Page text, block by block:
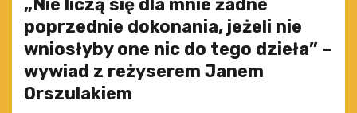
„Nie liczą się dla mnie żadne
poprzednie dokonania, jeżeli nie
wniosłyby one nic do tego dzieła” –
wywiad z reżyserem Janem
Orszulakiem